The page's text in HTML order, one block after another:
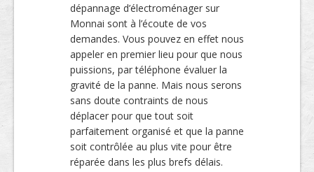
dépannage d’électroménager sur
Monnai sont à l’écoute de vos
demandes. Vous pouvez en effet nous
appeler en premier lieu pour que nous
puissions, par téléphone évaluer la
gravité de la panne. Mais nous serons
sans doute contraints de nous
déplacer pour que tout soit
parfaitement organisé et que la panne
soit contrôlée au plus vite pour être
réparée dans les plus brefs délais.